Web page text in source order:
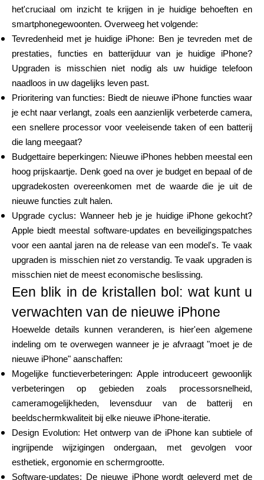
Rondegeschiedenis
Blog
Neem contact op
Hulp
Mijn Account
Financiering krijgen
ask@scrambleup.com
+372 712 2955
het'cruciaal om inzicht te krijgen in je huidige behoeften en
smartphonegewoonten. Overweeg het volgende:
Tevredenheid met je huidige iPhone: Ben je tevreden met de
prestaties, functies en batterijduur van je huidige iPhone?
Upgraden is misschien niet nodig als uw huidige telefoon
naadloos in uw dagelijks leven past.
Prioritering van functies: Biedt de nieuwe iPhone functies waar
je echt naar verlangt, zoals een aanzienlijk verbeterde camera,
een snellere processor voor veeleisende taken of een batterij
die lang meegaat?
Budgettaire beperkingen: Nieuwe iPhones hebben meestal een
hoog prijskaartje. Denk goed na over je budget en bepaal of de
upgradekosten overeenkomen met de waarde die je uit de
nieuwe functies zult halen.
Upgrade cyclus: Wanneer heb je je huidige iPhone gekocht?
Apple biedt meestal software-updates en beveiligingspatches
voor een aantal jaren na de release van een model's. Te vaak
upgraden is misschien niet zo verstandig. Te vaak upgraden is
misschien niet de meest economische beslissing.
Een blik in de kristallen bol: wat kunt u
verwachten van de nieuwe iPhone
Hoewelde details kunnen veranderen, is hier'een algemene
indeling om te overwegen wanneer je je afvraagt "moet je de
nieuwe iPhone" aanschaffen:
Mogelijke functieverbeteringen: Apple introduceert gewoonlijk
verbeteringen op gebieden zoals processorsnelheid,
cameramogelijkheden, levensduur van de batterij en
beeldschermkwaliteit bij elke nieuwe iPhone-iteratie.
Design Evolution: Het ontwerp van de iPhone kan subtiele of
ingrijpende wijzigingen ondergaan, met gevolgen voor
esthetiek, ergonomie en schermgrootte.
Software-updates: De nieuwe iPhone wordt geleverd met de